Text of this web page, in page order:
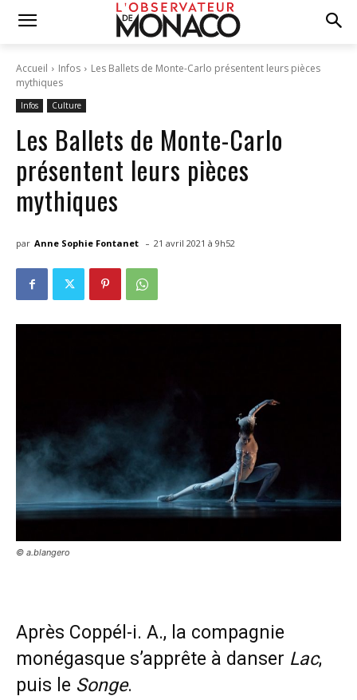
Accueil Infos
Les Ballets de Monte-Carlo présentent leurs pièces
mythiques
Infos Culture
Les Ballets de Monte-Carlo
présentent leurs pièces
mythiques
par Anne Sophie Fontanet - 21 avril 2021 à 9h52
© a.blangero
Après Coppél-i. A., la compagnie
monégasque s’apprête à danser Lac,
puis le Songe.